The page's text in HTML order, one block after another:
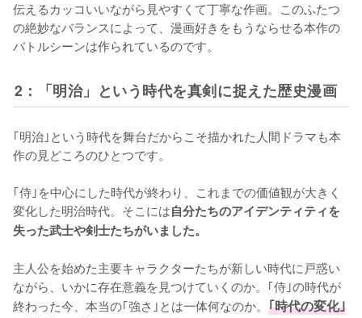
伝えるカッコいいながら見やすくて丁寧な作画。このふたつ
の絶妙なバランスによって、漫画好きをもうならせる本作の
バトルシーンは作られているのです。
2：「明治」という時代を真剣に捉えた歴史漫画
｢明治｣という時代を舞台だからこそ描かれた人間ドラマも本
作の見どころのひとつです。
｢侍｣を中心にした時代が終わり、これまでの価値観が大きく
変化した明治時代。そこには自分たちのアイデンティティを
失った武士や剣士たちがいました。
主人公を始めた主要キャラクターたちが新しい時代に戸惑い
ながら、いかに存在意義を見つけていくのか。｢侍｣の時代が
終わった今、本当の｢強さ｣とは一体何なのか。 ｢時代の変化｣